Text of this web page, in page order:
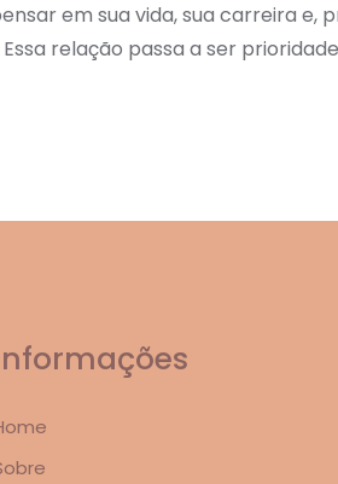
em sua vida, sua carreira e,
relação passa a ser